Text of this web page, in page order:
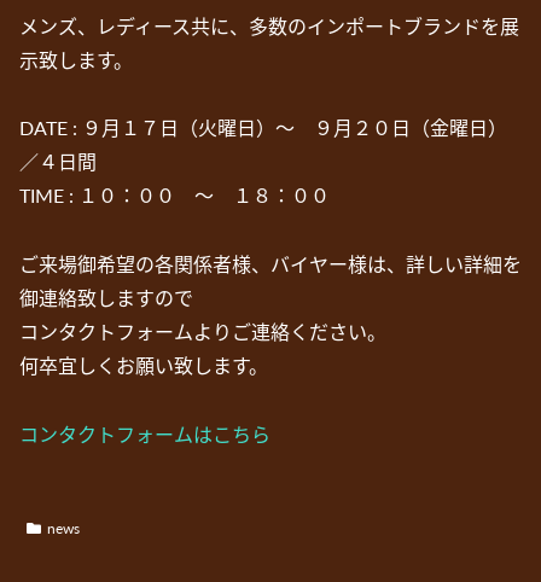
メンズ、レディース共に、多数のインポートブランドを展
示致します。
DATE : ９月１７日（火曜日）～ ９月２０日（金曜日）
／４日間
TIME : １０：００ ～ １８：００
ご来場御希望の各関係者様、バイヤー様は、詳しい詳細を
御連絡致しますので
コンタクトフォームよりご連絡ください。
何卒宜しくお願い致します。
コンタクトフォームはこちら
news